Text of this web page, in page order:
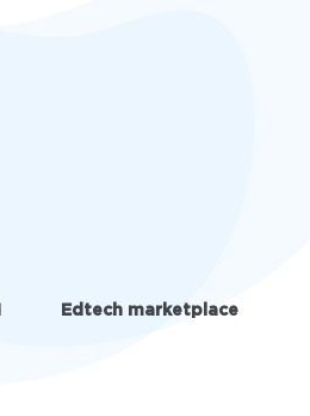
Edtech marketplace